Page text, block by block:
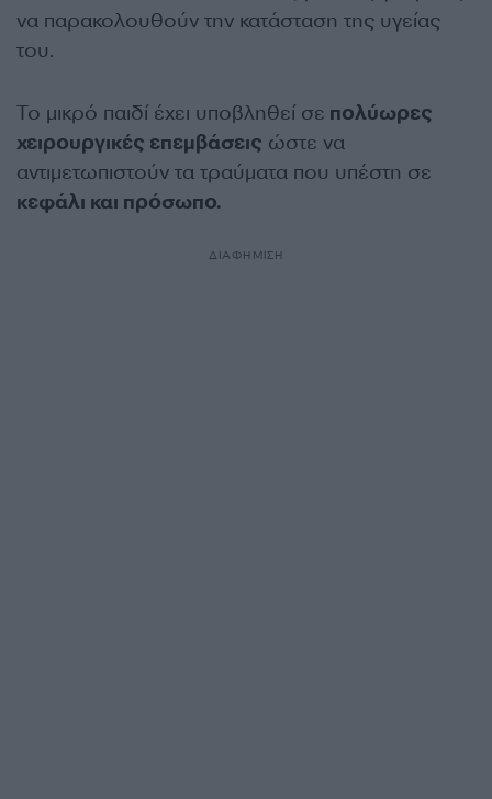
να παρακολουθούν την κατάσταση της υγείας
του.
Το μικρό παιδί έχει υποβληθεί σε πολύωρες
χειρουργικές επεμβάσεις ώστε να
αντιμετωπιστούν τα τραύματα που υπέστη σε
κεφάλι και πρόσωπο.
ΔΙΑΦΗΜΙΣΗ